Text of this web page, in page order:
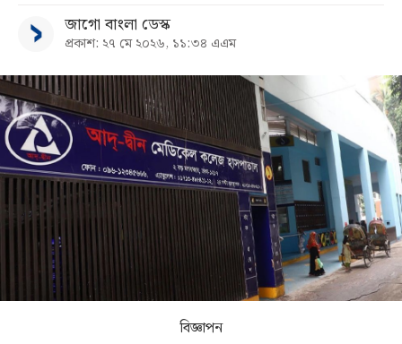
বিভাগ
আর্কাইভ
কনভার্টার
জাগো বাংলা ডেস্ক
প্রকাশ: ২৭ মে ২০২৬, ১১:৩৪ এএম
বিজ্ঞাপন